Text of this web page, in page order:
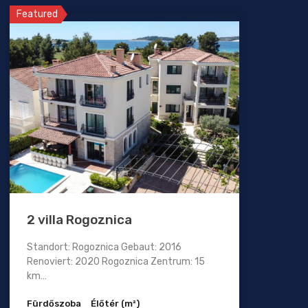
Featured
2 villa Rogoznica
Standort: Rogoznica Gebaut: 2016
Renoviert: 2020 Rogoznica Zentrum: 15
km…
Fürdőszoba Élőtér (m²)